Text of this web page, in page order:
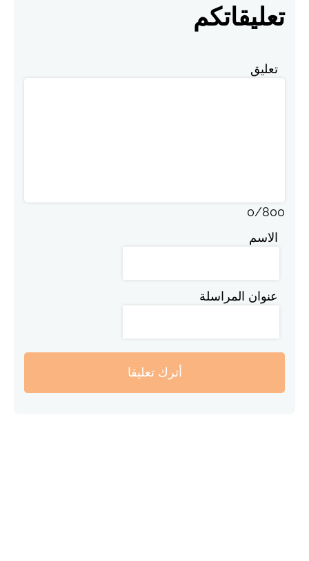
تعليقاتكم
تعليق
0/800
الاسم
عنوان المراسلة
أترك تعليقا